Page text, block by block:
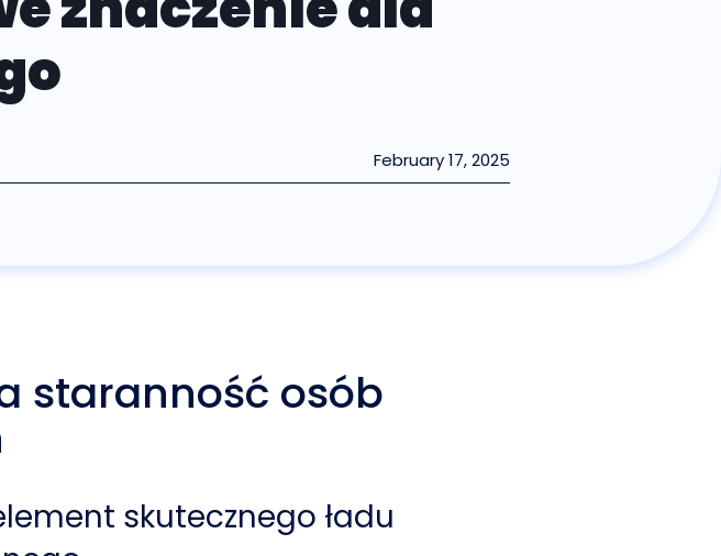
February 17, 2025
staranność osób
skutecznego ładu